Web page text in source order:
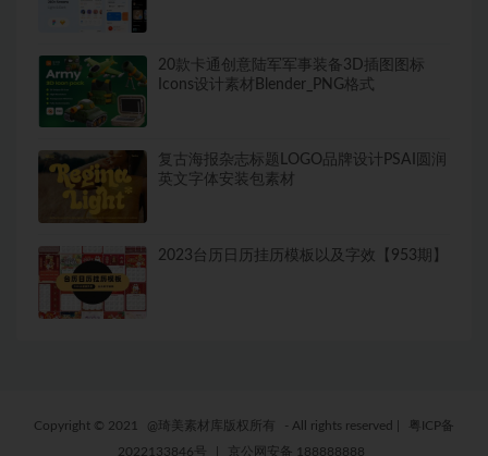
20款卡通创意陆军军事装备3D插图图标
Icons设计素材Blender_PNG格式
复古海报杂志标题LOGO品牌设计PSAI圆润
英文字体安装包素材
2023台历日历挂历模板以及字效【953期】
Copyright © 2021 @琦美素材库版权所有 - All rights reserved
粤ICP备
2022133846号
京公网安备 188888888